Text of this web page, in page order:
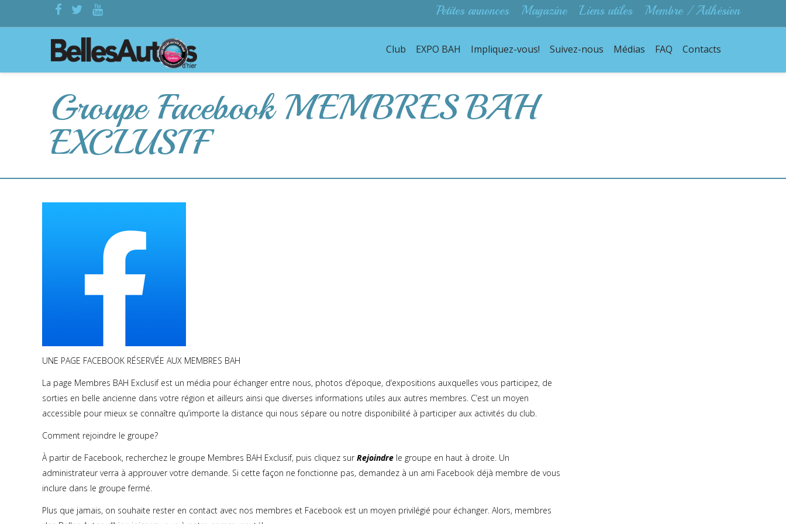
Petites annonces Magazine Liens utiles Membre / Adhésion
Club EXPO BAH Impliquez-vous! Suivez-nous Médias FAQ Contacts
Groupe Facebook MEMBRES BAH
EXCLUSIF
UNE PAGE FACEBOOK RÉSERVÉE AUX MEMBRES BAH
La page Membres BAH Exclusif est un média pour échanger entre nous, photos d’époque, d’expositions auxquelles vous participez, de
sorties en belle ancienne dans votre région et ailleurs ainsi que diverses informations utiles aux autres membres. C’est un moyen
accessible pour mieux se connaître qu’importe la distance qui nous sépare ou notre disponibilité à participer aux activités du club.
Comment rejoindre le groupe?
À partir de Facebook, recherchez le groupe Membres BAH Exclusif, puis cliquez surRejoindre le groupe en haut à droite. Un
administrateur verra à approuver votre demande. Si cette façon ne fonctionne pas, demandez à un ami Facebook déjà membre de vous
inclure dans le groupe fermé.
Plus que jamais, on souhaite rester en contact avec nos membres et Facebook est un moyen privilégié pour échanger. Alors, membres